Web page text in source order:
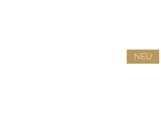
NEU